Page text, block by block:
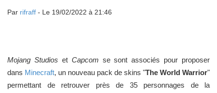
Par rifraff - Le 19/02/2022 à 21:46
Mojang Studios et Capcom se sont associés pour proposer
dans Minecraft, un nouveau pack de skins "The World Warrior"
permettant de retrouver près de 35 personnages de la